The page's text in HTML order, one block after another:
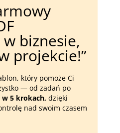
biznesie,
projekcie!”
który pomoże Ci
— od zadań po
5 krokach, dzięki
nad swoim czasem